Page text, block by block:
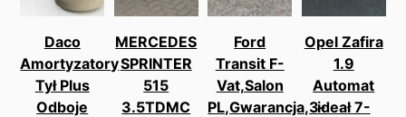
Daco
Amortyzatory
Tył Plus
Odboje
MERCEDES
SPRINTER
515
3.5TDMC
Ford
Transit F-
Vat,Salon
PL,Gwarancja,3-
Opel Zafira
1.9
Automat
ideał 7-